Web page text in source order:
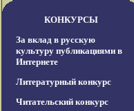
КОНКУРСЫ
За вклад в русскую
культуру публикациями в
Интернете
Литературный конкурс
Читательский конкурс